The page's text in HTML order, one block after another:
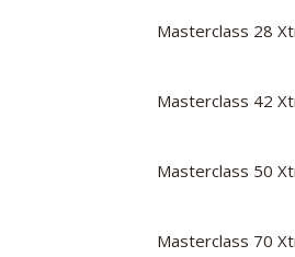
Masterclass 28
Masterclass 42
Masterclass 50
Masterclass 70